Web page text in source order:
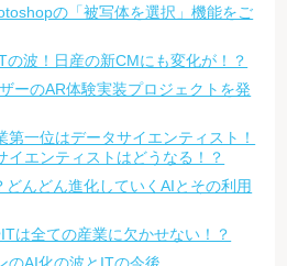
の「被写体を選択」機能をご
の波！日産の新CMにも変化が！？
ーのAR体験実装プロジェクトを発
第一位はデータサイエンティスト！
イエンティストはどうなる！？
んどん進化していくAIとその利用
は全ての産業に欠かせない！？